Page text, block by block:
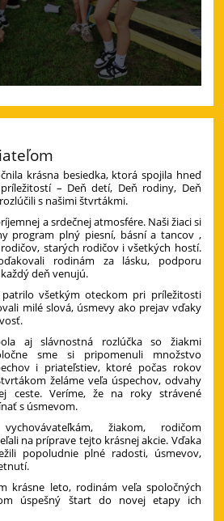
krásna besiedka, ktorá spojila hneď
– Deň detí, Deň rodiny, Deň
s našimi štvrtákmi.
a srdečnej atmosfére. Naši žiaci si
program plný piesní, básní a tancov ,
starých rodičov i všetkých hostí.
rodinám za lásku, podporu
deň venujú.
všetkým oteckom pri príležitosti
milé slová, úsmevy ako prejav vďaky
aj slávnostná rozlúčka so žiakmi
sme si pripomenuli množstvo
i priateľstiev, ktoré počas rokov
želáme veľa úspechov, odvahy
ceste. Veríme, že na roky strávené
s úsmevom.
žiakom, rodičom
na príprave tejto krásnej akcie. Vďaka
popoludnie plné radosti, úsmevov,
krásne leto, rodinám veľa spoločných
úspešný štart do novej etapy ich